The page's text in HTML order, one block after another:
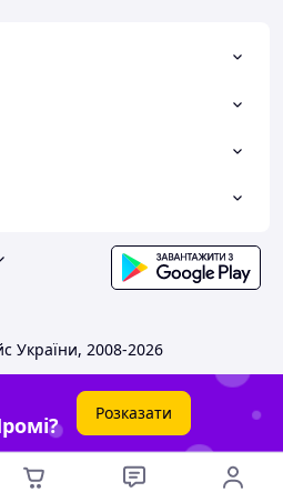
України, 2008-2026
Розказати